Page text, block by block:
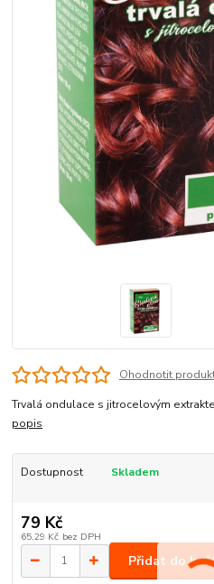
Ohodnotit
Trvalá ondulace s jitrocelovým
popis
Dostupnost Skladem
79 Kč
65,29 Kč bez DPH
Přidat do